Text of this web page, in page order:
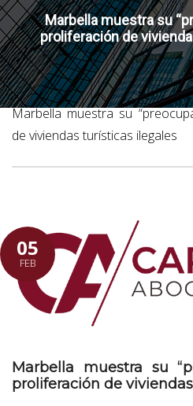
Marbella muestra su
proliferación de
Home
Marbella muestra su
de viviendas turísticas ilegales
05
FEB
Marbella muestra su
proliferación de